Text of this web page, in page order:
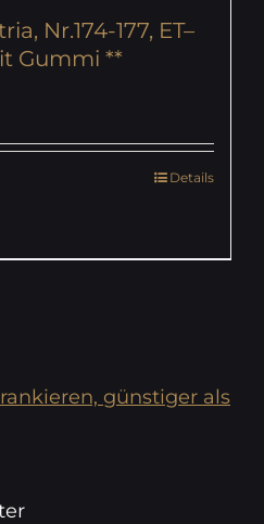
Nr.174-177, ET–
Gummi **
Details
günstiger als